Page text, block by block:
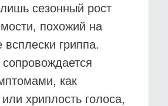
сезонный рост
похожий на
гриппа.
как
хриплость голоса,